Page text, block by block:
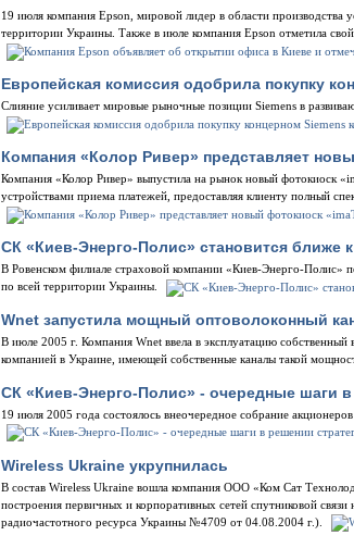
19 июля компания Epson, мировой лидер в области производства
территории Украины. Также в июле компания Epson отметила
Европейская комиссия одобрила покупку
Cлияние усиливает мировые рыночные позиции Siemens в
Компания «Колор Ривер» представляет
Компания «Колор Ривер» выпустила на рынок новый фотокиоск
устройствами приема платежей, предоставляя клиенту полный
СК «Киев-Энерго-Полис» становится ближе
В Ровенском филиале страховой компании «Киев-Энерго-Полис»
по всей территории Украины.
Wnet запустила мощный оптоволоконный
В июле 2005 г. Компания Wnet ввела в эксплуатацию
компанией в Украине, имеющей собственные каналы такой
СК «Киев-Энерго-Полис» - очередные шаги в
19 июля 2005 года состоялось внеочередное собрание
Wireless Ukraine укрупнилась
В состав Wireless Ukraine вошла компания ООО «Ком Сат
построения первичных и корпоративных сетей спутниковой
радиочастотного ресурса Украины №4709 от 04.08.2004 г.).